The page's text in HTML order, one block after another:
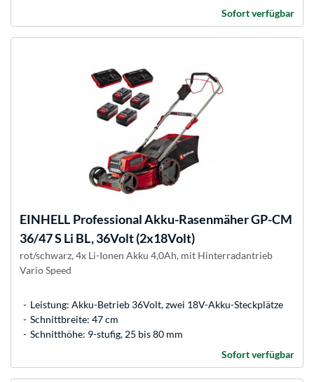
Sofort verfügbar
EINHELL Professional Akku-Rasenmäher GP-CM
36/47 S Li BL, 36Volt (2x18Volt)
rot/schwarz, 4x Li-Ionen Akku 4,0Ah, mit Hinterradantrieb
Vario Speed
Leistung: Akku-Betrieb 36Volt, zwei 18V-Akku-Steckplätze
Schnittbreite: 47 cm
Schnitthöhe: 9-stufig, 25 bis 80 mm
Sofort verfügbar